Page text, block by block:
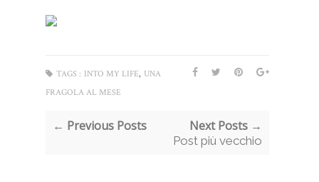
TAGS : INTO MY LIFE, UNA
FRAGOLA AL MESE
← Previous Posts Next Posts →
Post più vecchio